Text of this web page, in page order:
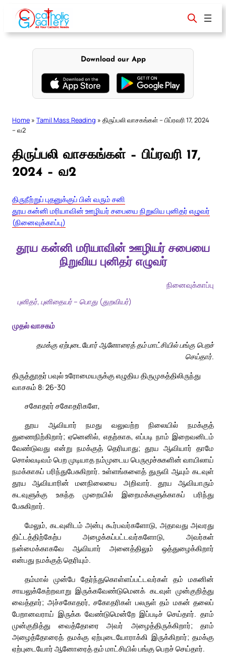
content
Download our App
Home » Tamil Mass Reading » திருப்பலி வாசகங்கள் – பிப்ரவரி 17, 2024
– வ2
திருப்பலி வாசகங்கள் – பிப்ரவரி 17,
2024 – வ2
திருநீற்றுப் புதனுக்குப் பின் வரும் சனி
தூய கன்னி மரியாவின் ஊழியர் சபையை நிறுவிய புனிதர் எழுவர்
(நினைவுக்காப்பு)
தூய கன்னி மரியாவின் ஊழியர் சபையை
நிறுவிய புனிதர் எழுவர்
நினைவுக்காப்பு
புனிதர், புனிதையர் – பொது (துறவியர்)
முதல் வாசகம்
தமக்கு ஏற்புடையோர் ஆனோரைத் தம் மாட்சியில் பங்கு பெறச்
செய்தார்.
திருத்தூதர் பவுல் உரோமையருக்கு எழுதிய திருமுகத்திலிருந்து
வாசகம் 8: 26-30
சகோதரர் சகோதரிகளே,
தூய ஆவியார் நமது வலுவற்ற நிலையில் நமக்குத்
துணைநிற்கிறார்; ஏனெனில், எதற்காக, எப்படி நாம் இறைவனிடம்
வேண்டுவது என்று நமக்குத் தெரியாது; தூய ஆவியார் தாமே
சொல்வடிவம் பெற முடியாத நம்முடைய பெருமூச்சுகளின் வாயிலாய்
நமக்காகப் பரிந்துபேசுகிறார். உள்ளங்களைத் துருவி ஆயும் கடவுள்
தூய ஆவியாரின் மனநிலையை அறிவார். தூய ஆவியாரும்
கடவுளுக்கு உகந்த முறையில் இறைமக்களுக்காகப் பரிந்து
பேசுகிறார்.
மேலும், கடவுளிடம் அன்பு கூர்பவர்களோடு, அதாவது அவரது
திட்டத்திற்கேற்ப அழைக்கப்பட்டவர்களோடு, அவர்கள்
நன்மைக்காகவே ஆவியார் அனைத்திலும் ஒத்துழைக்கிறார்
என்பது நமக்குத் தெரியும்.
தம்மால் முன்பே தேர்ந்துகொள்ளப்பட்டவர்கள் தம் மகனின்
சாயலுக்கேற்றவாறு இருக்கவேண்டுமெனக் கடவுள் முன்குறித்து
வைத்தார்; அச்சகோதரர், சகோதரிகள் பலருள் தம் மகன் தலைப்
பேறானவராய் இருக்க வேண்டுமென்றே இப்படிச் செய்தார். தாம்
முன்குறித்து வைத்தோரை அவர் அழைத்திருக்கிறார்; தாம்
அழைத்தோரைத் தமக்கு ஏற்புடையோராக்கி இருக்கிறார்; தமக்கு
ஏற்புடையோர் ஆனோரைத் தம் மாட்சியில் பங்கு பெறச் செய்தார்.